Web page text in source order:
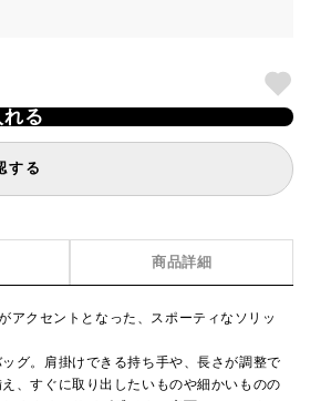
る
する
商品詳細
アクセントとなった、スポーティなソリッ
グ。肩掛けできる持ち手や、長さが調整で
、すぐに取り出したいものや細かいものの